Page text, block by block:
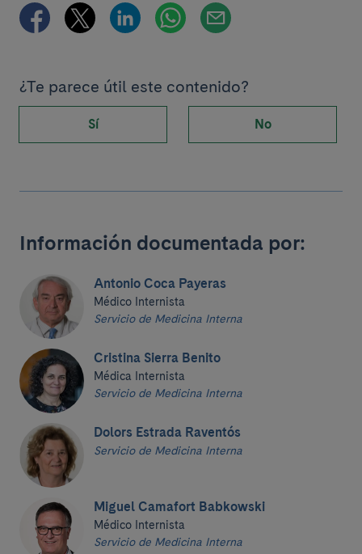
¿Te parece útil este contenido?
Sí No
Información documentada por:
Antonio Coca Payeras
Médico Internista
Servicio de Medicina Interna
Cristina Sierra Benito
Médica Internista
Servicio de Medicina Interna
Dolors Estrada Raventós
Servicio de Medicina Interna
Miguel Camafort Babkowski
Médico Internista
Servicio de Medicina Interna